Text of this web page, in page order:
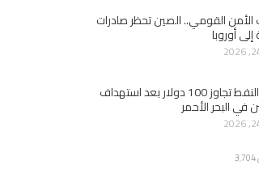
القومي.. الصين تحظر صادرات
أوروبا
سعر النفط تجاوز 100 دولار بعد استهداف
في البحر الأحمر